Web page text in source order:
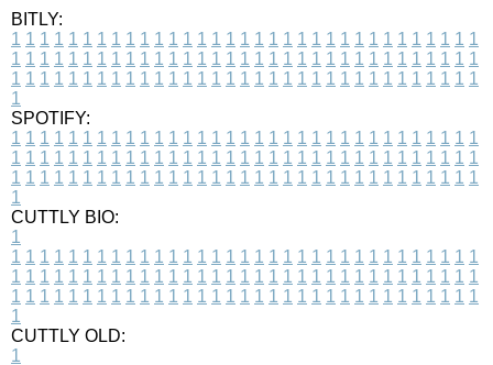
BITLY:
1 1 1 1 1 1 1 1 1 1 1 1 1 1 1 1 1 1 1 1 1 1 1 1 1 1 1 1 1 1 1 1 1
1 1 1 1 1 1 1 1 1 1 1 1 1 1 1 1 1 1 1 1 1 1 1 1 1 1 1 1 1 1 1 1 1
1 1 1 1 1 1 1 1 1 1 1 1 1 1 1 1 1 1 1 1 1 1 1 1 1 1 1 1 1 1 1 1 1
1
SPOTIFY:
1 1 1 1 1 1 1 1 1 1 1 1 1 1 1 1 1 1 1 1 1 1 1 1 1 1 1 1 1 1 1 1 1
1 1 1 1 1 1 1 1 1 1 1 1 1 1 1 1 1 1 1 1 1 1 1 1 1 1 1 1 1 1 1 1 1
1 1 1 1 1 1 1 1 1 1 1 1 1 1 1 1 1 1 1 1 1 1 1 1 1 1 1 1 1 1 1 1 1
1
CUTTLY BIO:
1
1 1 1 1 1 1 1 1 1 1 1 1 1 1 1 1 1 1 1 1 1 1 1 1 1 1 1 1 1 1 1 1 1
1 1 1 1 1 1 1 1 1 1 1 1 1 1 1 1 1 1 1 1 1 1 1 1 1 1 1 1 1 1 1 1 1
1 1 1 1 1 1 1 1 1 1 1 1 1 1 1 1 1 1 1 1 1 1 1 1 1 1 1 1 1 1 1 1 1
1
CUTTLY OLD:
1